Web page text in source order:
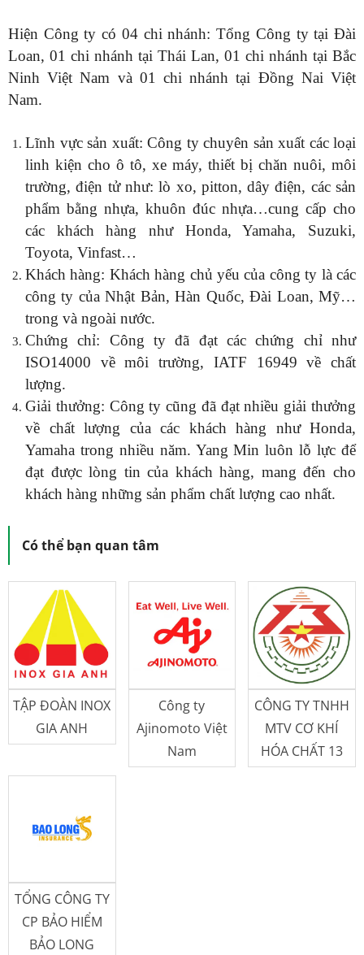
Hiện Công ty có 04 chi nhánh: Tổng Công ty tại Đài
Loan, 01 chi nhánh tại Thái Lan, 01 chi nhánh tại Bắc
Ninh Việt Nam và 01 chi nhánh tại Đồng Nai Việt
Nam.
Lĩnh vực sản xuất: Công ty chuyên sản xuất các loại
linh kiện cho ô tô, xe máy, thiết bị chăn nuôi, môi
trường, điện tử như: lò xo, pitton, dây điện, các sản
phẩm bằng nhựa, khuôn đúc nhựa…cung cấp cho
các khách hàng như Honda, Yamaha, Suzuki,
Toyota, Vinfast…
Khách hàng: Khách hàng chủ yếu của công ty là các
công ty của Nhật Bản, Hàn Quốc, Đài Loan, Mỹ…
trong và ngoài nước.
Chứng chỉ: Công ty đã đạt các chứng chỉ như
ISO14000 về môi trường, IATF 16949 về chất
lượng.
Giải thưởng: Công ty cũng đã đạt nhiều giải thưởng
về chất lượng của các khách hàng như Honda,
Yamaha trong nhiều năm. Yang Min luôn lỗ lực để
đạt được lòng tin của khách hàng, mang đến cho
khách hàng những sản phẩm chất lượng cao nhất.
Có thể bạn quan tâm
TẬP ĐOÀN INOX
GIA ANH
Công ty
Ajinomoto Việt
Nam
CÔNG TY TNHH
MTV CƠ KHÍ
HÓA CHẤT 13
TỔNG CÔNG TY
CP BẢO HIỂM
BẢO LONG